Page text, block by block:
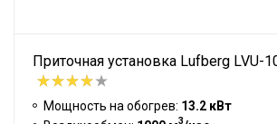
Приточная установка Lufberg LVU-
Мощность на обогрев: 13.2 кВт
3